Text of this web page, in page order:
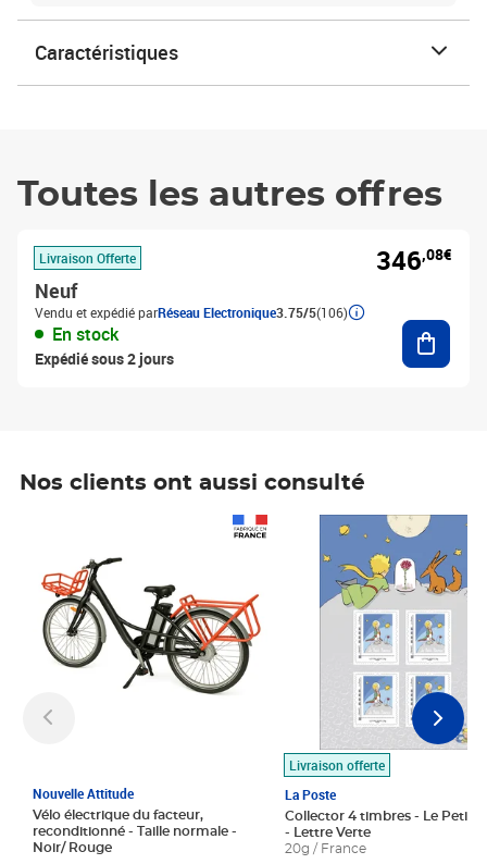
Caractéristiques
Toutes les autres offres
Livraison Offerte
Neuf
Vendu et expédié parRéseau Electronique3.75/5(106)
En stock
Expédié sous 2 jours
346,08€
Nos clients ont aussi consulté
Nouvelle Attitude
Vélo électrique du facteur,
reconditionné - Taille normale -
Noir/ Rouge
Livraison offerte
La Poste
Collector 4 timbres - Le Petit
- Lettre Verte
20g / France
Prix 7,50€